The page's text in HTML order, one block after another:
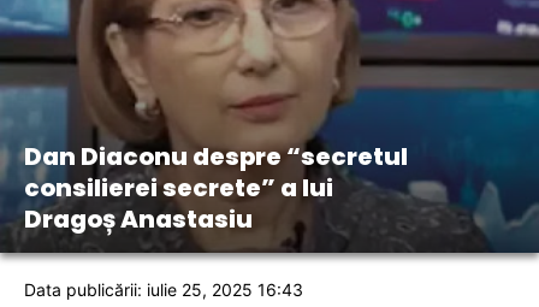
Dan Diaconu despre “secretul
consilierei secrete” a lui
Dragoș Anastasiu
Data publicării: iulie 25, 2025 16:43